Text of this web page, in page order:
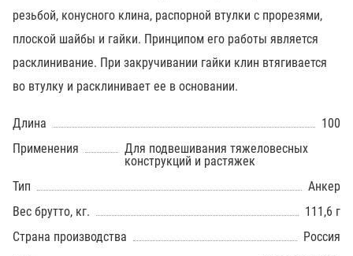
резьбой, конусного клина, распорной втулки с прорезями,
плоской шайбы и гайки. Принципом его работы является
расклинивание. При закручивании гайки клин втягивается
во втулку и расклинивает ее в основании.
Длина
100
Применения
Для подвешивания тяжеловесных
конструкций и растяжек
Тип
Анкер
Вес брутто, кг.
111,6 г
Страна производства
Россия